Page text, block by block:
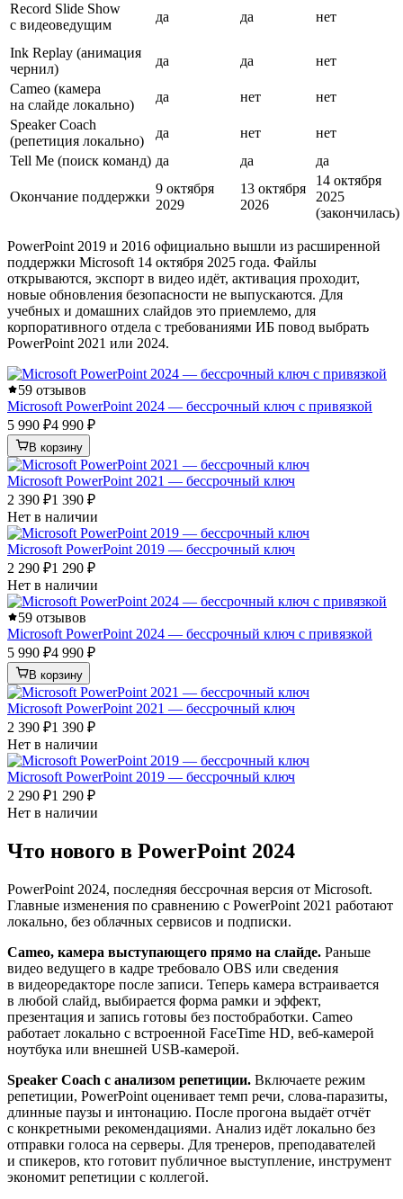
Record Slide Show
с видеоведущим
да да нет
Ink Replay (анимация
чернил)
да да
нет
Cameo (камера
на слайде локально)
да нет
нет
Speaker Coach
(репетиция локально)
да нет
нет
Tell Me (поиск команд) да да да
Окончание поддержки
9 октября
2029
13 октября
2026
14 октября
2025
(закончилась)
PowerPoint 2019 и 2016 официально вышли из расширенной
поддержки Microsoft 14 октября 2025 года. Файлы
открываются, экспорт в видео идёт, активация проходит,
новые обновления безопасности не выпускаются. Для
учебных и домашних слайдов это приемлемо, для
корпоративного отдела с требованиями ИБ повод выбрать
PowerPoint 2021 или 2024.
59 отзывов
Microsoft PowerPoint 2024 — бессрочный ключ с привязкой
5 990 ₽4 990 ₽
В корзину
Microsoft PowerPoint 2021 — бессрочный ключ
2 390 ₽1 390 ₽
Нет в наличии
Microsoft PowerPoint 2019 — бессрочный ключ
2 290 ₽1 290 ₽
Нет в наличии
59 отзывов
Microsoft PowerPoint 2024 — бессрочный ключ с привязкой
5 990 ₽4 990 ₽
В корзину
Microsoft PowerPoint 2021 — бессрочный ключ
2 390 ₽1 390 ₽
Нет в наличии
Microsoft PowerPoint 2019 — бессрочный ключ
2 290 ₽1 290 ₽
Нет в наличии
Что нового в PowerPoint 2024
PowerPoint 2024, последняя бессрочная версия от Microsoft.
Главные изменения по сравнению с PowerPoint 2021 работают
локально, без облачных сервисов и подписки.
Cameo, камера выступающего прямо на слайде. Раньше
видео ведущего в кадре требовало OBS или сведения
в видеоредакторе после записи. Теперь камера встраивается
в любой слайд, выбирается форма рамки и эффект,
презентация и запись готовы без постобработки. Cameo
работает локально с встроенной FaceTime HD, веб-камерой
ноутбука или внешней USB-камерой.
Speaker Coach с анализом репетиции. Включаете режим
репетиции, PowerPoint оценивает темп речи, слова-паразиты,
длинные паузы и интонацию. После прогона выдаёт отчёт
с конкретными рекомендациями. Анализ идёт локально без
отправки голоса на серверы. Для тренеров, преподавателей
и спикеров, кто готовит публичное выступление, инструмент
экономит репетиции с коллегой.